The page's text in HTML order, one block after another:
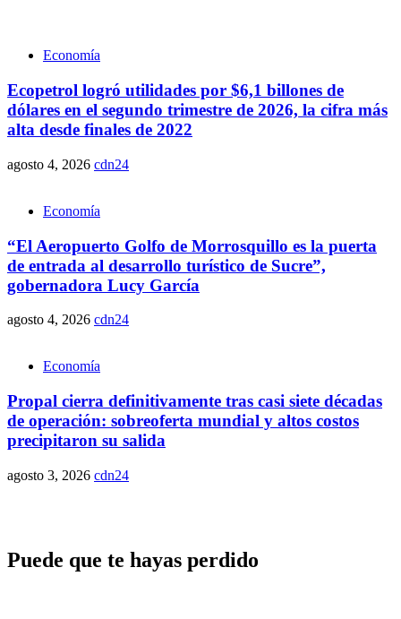
Economía
Ecopetrol logró utilidades por $6,1 billones de
dólares en el segundo trimestre de 2026, la cifra más
alta desde finales de 2022
agosto 4, 2026 cdn24
Economía
“El Aeropuerto Golfo de Morrosquillo es la puerta
de entrada al desarrollo turístico de Sucre”,
gobernadora Lucy García
agosto 4, 2026 cdn24
Economía
Propal cierra definitivamente tras casi siete décadas
de operación: sobreoferta mundial y altos costos
precipitaron su salida
agosto 3, 2026 cdn24
Puede que te hayas perdido